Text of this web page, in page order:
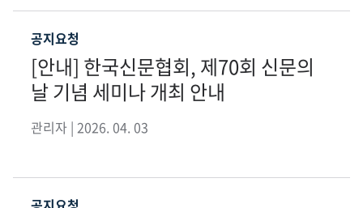
공지요청
[안내] 한국신문협회, 제70회 신문의
날 기념 세미나 개최 안내
관리자 | 2026. 04. 03